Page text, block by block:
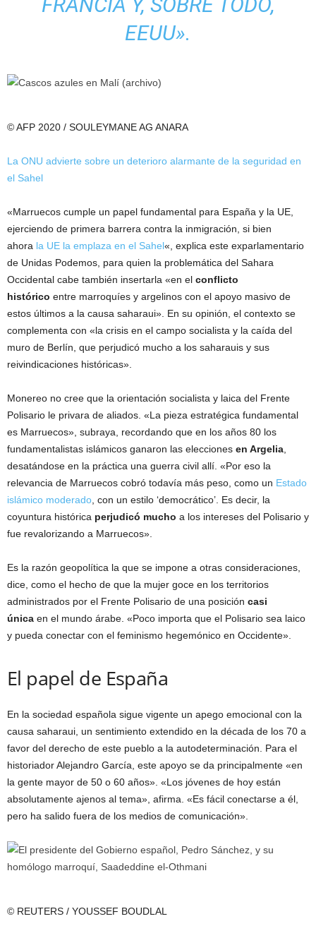
EEUU».
© AFP 2020 / SOULEYMANE AG ANARA
La ONU advierte sobre un deterioro alarmante de la seguridad en
el Sahel
«Marruecos cumple un papel fundamental para España y la UE,
ejerciendo de primera barrera contra la inmigración, si bien
ahora la UE la emplaza en el Sahel«, explica este exparlamentario
de Unidas Podemos, para quien la problemática del Sahara
Occidental cabe también insertarla «en el conflicto
histórico entre marroquíes y argelinos con el apoyo masivo de
estos últimos a la causa saharaui». En su opinión, el contexto se
complementa con «la crisis en el campo socialista y la caída del
muro de Berlín, que perjudicó mucho a los saharauis y sus
reivindicaciones históricas».
Monereo no cree que la orientación socialista y laica del Frente
Polisario le privara de aliados. «La pieza estratégica fundamental
es Marruecos», subraya, recordando que en los años 80 los
fundamentalistas islámicos ganaron las elecciones en Argelia
desatándose en la práctica una guerra civil allí. «Por eso la
relevancia de Marruecos cobró todavía más peso, como un Estado
islámico moderado , con un estilo ‘democrático’. Es decir, la
coyuntura histórica perjudicó mucho a los intereses del Polisario y
fue revalorizando a Marruecos».
Es la razón geopolítica la que se impone a otras consideraciones,
dice, como el hecho de que la mujer goce en los territorios
administrados por el Frente Polisario de una posición casi
única en el mundo árabe. «Poco importa que el Polisario sea laico
y pueda conectar con el feminismo hegemónico en Occidente».
El papel de España
En la sociedad española sigue vigente un apego emocional con la
causa saharaui, un sentimiento extendido en la década de los 70 a
favor del derecho de este pueblo a la autodeterminación. Para el
historiador Alejandro García, este apoyo se da principalmente «en
la gente mayor de 50 o 60 años». «Los jóvenes de hoy están
absolutamente ajenos al tema», afirma. «Es fácil conectarse a él,
pero ha salido fuera de los medios de comunicación».
© REUTERS / YOUSSEF BOUDLAL